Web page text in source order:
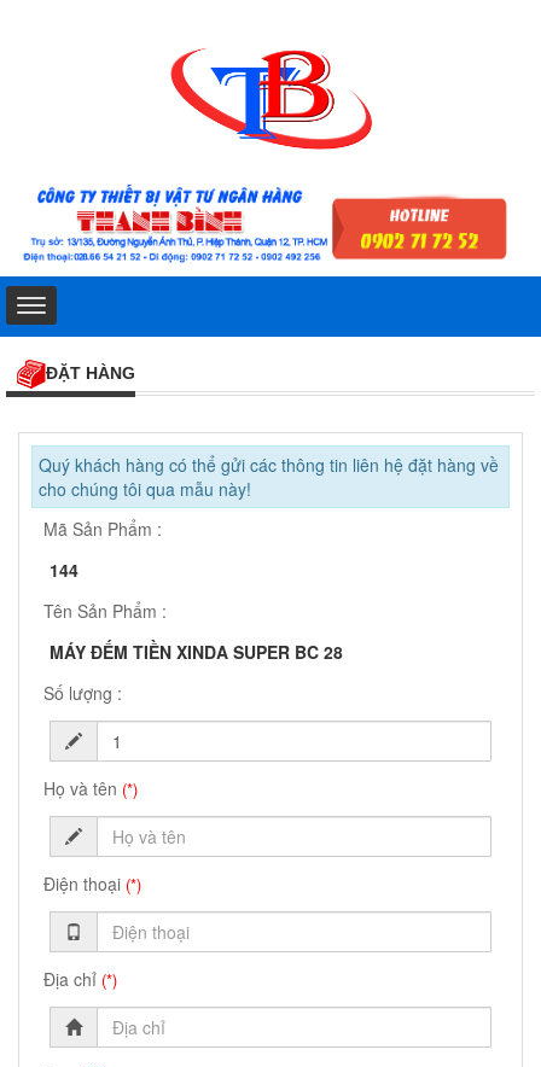
ĐẶT HÀNG
Quý khách hàng có thể gửi các thông tin liên hệ đặt hàng về
cho chúng tôi qua mẫu này!
Mã Sản Phẩm :
144
Tên Sản Phẩm :
MÁY ĐẾM TIỀN XINDA SUPER BC 28
Số lượng :
Họ và tên (*)
Điện thoại (*)
Địa chỉ (*)